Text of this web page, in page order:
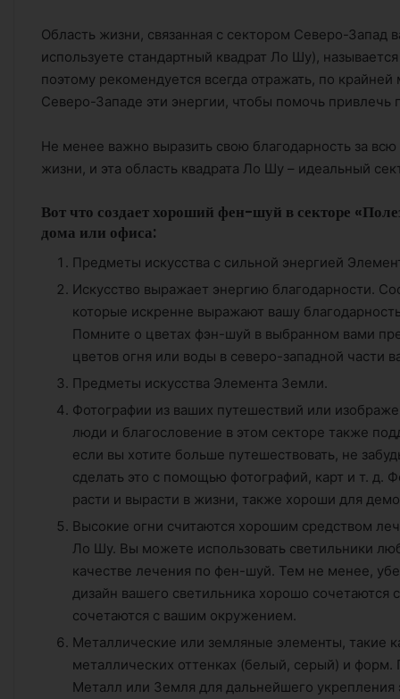
Область жизни, связанная с сектором Северо-
используете стандартный квадрат Ло Шу),
поэтому рекомендуется всегда отражать, по
Северо-Западе эти энергии, чтобы помочь
Не менее важно выразить свою благодарность за
жизни, и эта область квадрата Ло Шу – идеальный
Вот что создает хороший фен-шуй в секторе
дома или офиса:
Предметы искусства с сильной энергией
Искусство выражает энергию благодарности.
которые искренне выражают вашу
Помните о цветах фэн-шуй в выбранном вами
цветов огня или воды в северо-западной части
Предметы искусства Элемента Земли.
Фотографии из ваших путешествий или
люди и благословение в этом секторе также
если вы хотите больше путешествовать, не
сделать это с помощью фотографий, карт и т. д.
расти и вырасти в жизни, также хороши для
Высокие огни считаются хорошим средством
Ло Шу. Вы можете использовать светильники
качестве лечения по фен-шуй. Тем не менее,
дизайн вашего светильника хорошо
сочетаются с вашим окружением.
Металлические или земляные элементы, такие
металлических оттенках (белый, серый) и
Металл или Земля для дальнейшего укрепления